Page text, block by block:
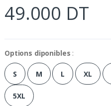
49.000 DT
Options diponibles :
S M L XL
5XL